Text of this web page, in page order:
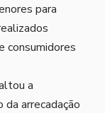
para
consumidores
a
arrecadação